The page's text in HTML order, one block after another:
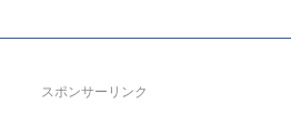
スポンサーリンク